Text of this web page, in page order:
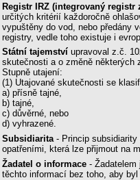
Registr IRZ (integrovaný registr
určitých kritérií každoročně
vypuštěny do vod, nebo předány
registry, vedle toho existuje i
Státní tajemství upravoval z.č.
skutečnosti a o změně některých
Stupně utajení:
(1) Utajované skutečnosti se
a) přísně tajné,
b) tajné,
c) důvěrné, nebo
d) vyhrazené.
Subsidiarita - Princip
opatřeními, která lze přijmout na
Žadatel o informace -
těchto informací bez toho, aby